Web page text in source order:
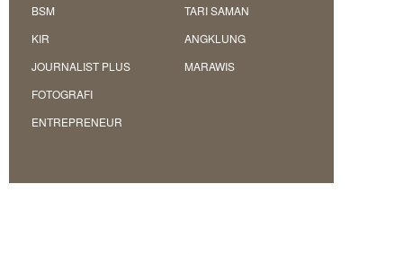
EDUCATION
Pesantren
Penguatan
BSM
KIR
JOURNALIST PLUS
FOTOGRAFI
ENTREPRENEUR
TARI SAMAN
ANGKLUNG
MARAWIS